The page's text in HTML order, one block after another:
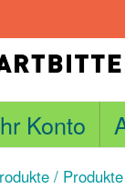
Konto
/